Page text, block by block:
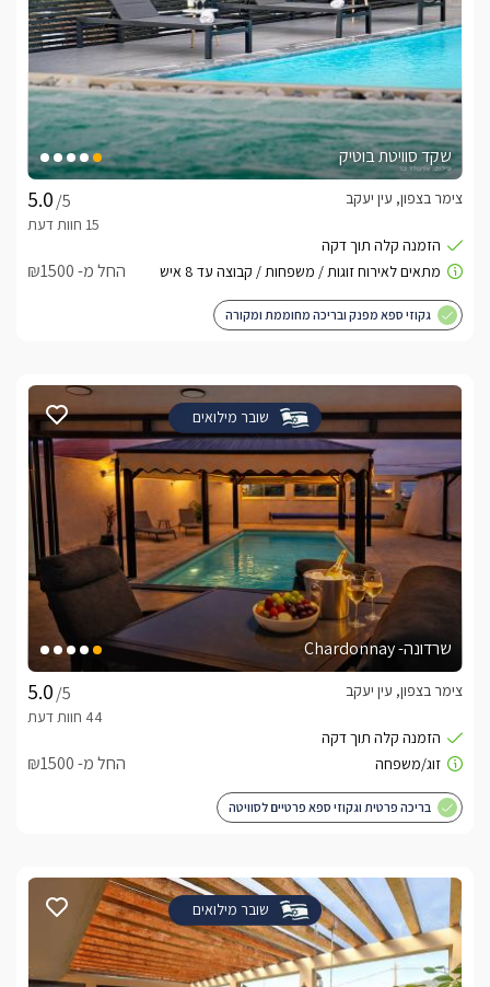
שקד סוויטת בוטיק
/5
צימר בצפון, עין יעקב
החל מ- ₪1500
גקוזי ספא מפנק ובריכה מחוממת ומקורה
שובר מילואים
שרדונה- Chardonnay
/5
צימר בצפון, עין יעקב
החל מ- ₪1500
בריכה פרטית וגקוזי ספא פרטיים לסוויטה
שובר מילואים